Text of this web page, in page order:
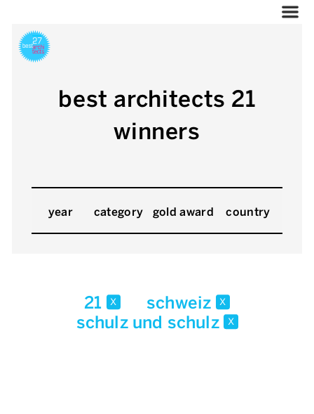
best architects 21
winners
year category gold award country
21 x schweiz x
schulz und schulz x